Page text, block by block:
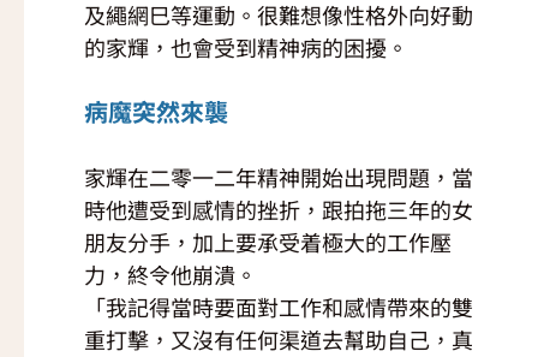
及繩網巳等運動。很難想像性格外向好動
的家輝，也會受到精神病的困擾。
病魔突然來襲
家輝在二零一二年精神開始出現問題，當
時他遭受到感情的挫折，跟拍拖三年的女
朋友分手，加上要承受着極大的工作壓
力，終令他崩潰。
「我記得當時要面對工作和感情帶來的雙
重打擊，又沒有任何渠道去幫助自己，真